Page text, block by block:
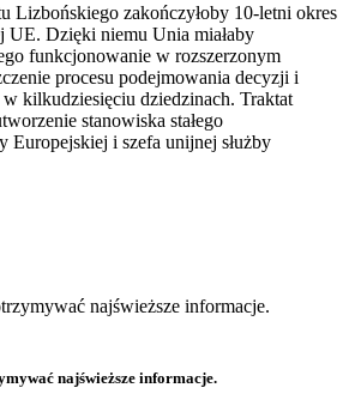
Lizbońskiego zakończyłoby 10-letni okres
UE. Dzięki niemu Unia miałaby
funkcjonowanie w rozszerzonym
procesu podejmowania decyzji i
kilkudziesięciu dziedzinach. Traktat
stanowiska stałego
Europejskiej i szefa unijnej służby
najświeższe informacje.
najświeższe informacje.